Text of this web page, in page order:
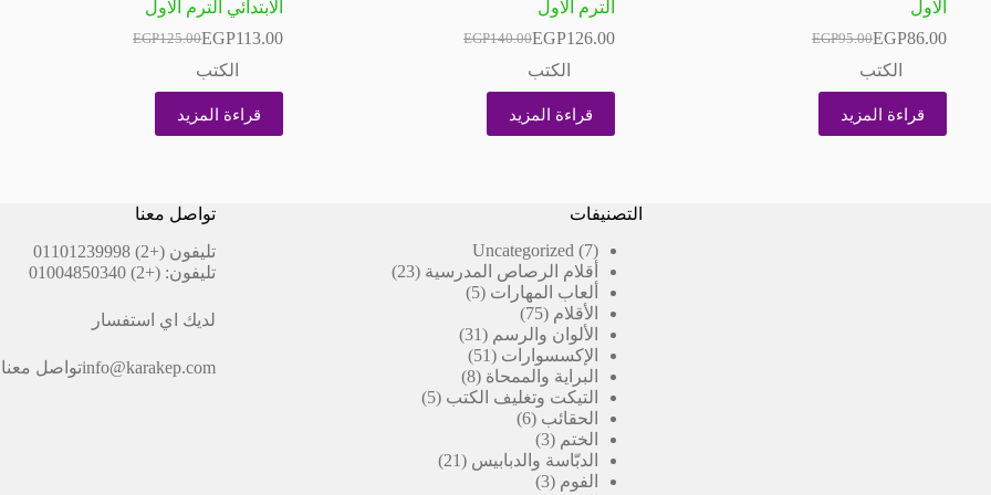
الاول
EGP95.00
السعر
الأصلي
هو:
EGP95.00.
EGP86.00
السعر
الحالي
هو:
EGP86.00.
الكتب
قراءة المزيد
الترم الاول
EGP140.00
السعر
الأصلي
هو:
EGP140.00.
EGP126.00
السعر
الحالي
هو:
EGP126.00.
الكتب
قراءة المزيد
الابتدائي الترم الاول
EGP125.00
السعر
الأصلي
هو:
EGP125.00.
EGP113.00
السعر
الحالي
هو:
EGP113.00.
الكتب
قراءة المزيد
التصنيفات
Uncategorized
7
7
منتجات
أقلام الرصاص المدرسية 23
23
ألعاب المهارات 5
5
الأقلام 75
75
منتج
الألوان والرسم 31
31
الإكسسوارات 51
51
منتج
البراية والممحاة 8
8
منتجاتالتيكت وتغليف الكتب 5
5
الحقائب 6
6
الختم 3
3
منتجات
الدبّاسة والدبابيس 21
21
الفوم 3
3
تواصل معنا
تليفون (+2) 01101239998
تليفون: (+2) 01004850340
لديك اي استفسار
info@karakep.comتواصل معنا